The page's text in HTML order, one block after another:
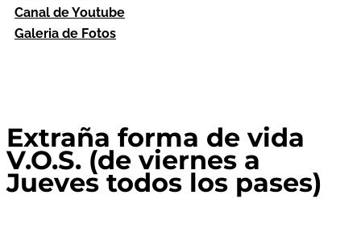
Canal de Youtube
Galeria de Fotos
Extraña forma de vida
V.O.S. (de viernes a
Jueves todos los pases)